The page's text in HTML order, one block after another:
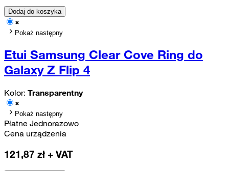
Dodaj do koszyka
Pokaż następny
Etui Samsung Clear Cove Ring do
Galaxy Z Flip 4
Kolor: Transparentny
Pokaż następny
Płatne Jednorazowo
Cena urządzenia
121,87 zł + VAT